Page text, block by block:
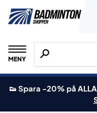
MENY
Sök efter
👟 Spara -20% på